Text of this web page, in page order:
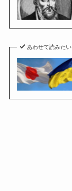
あわせて読みたい